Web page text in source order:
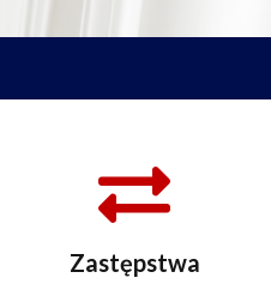
Zastępstwa